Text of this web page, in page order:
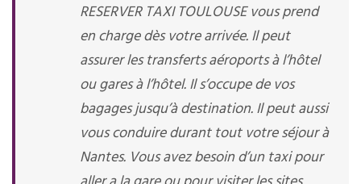
RESERVER TAXI TOULOUSE vous prend
en charge dès votre arrivée. Il peut
assurer les transferts aéroports à l’hôtel
ou gares à l’hôtel. Il s’occupe de vos
bagages jusqu’à destination. Il peut aussi
vous conduire durant tout votre séjour à
Nantes. Vous avez besoin d’un taxi pour